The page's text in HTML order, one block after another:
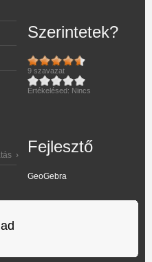
› Matemaitikai
Szerintetek?
9 szavazat
Értékelésed: Nincs
Fejlesztő
GeoGebra